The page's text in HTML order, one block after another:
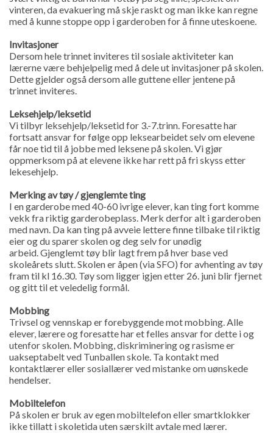
vinteren, da evakuering må skje raskt og man ikke kan regne
med å kunne stoppe opp i garderoben for å finne uteskoene.
Invitasjoner
Dersom hele trinnet inviteres til sosiale aktiviteter kan
lærerne være behjelpelig med å dele ut invitasjoner på skolen.
Dette gjelder også dersom alle guttene eller jentene på
trinnet inviteres.
Leksehjelp/leksetid
Vi tilbyr leksehjelp/leksetid for 3.-7.trinn. Foresatte har
fortsatt ansvar for følge opp leksearbeidet selv om elevene
får noe tid til å jobbe med leksene på skolen. Vi gjør
oppmerksom på at elevene ikke har rett på fri skyss etter
lekesehjelp.
Merking av tøy / gjenglemte ting
I en garderobe med 40-60 ivrige elever, kan ting fort komme
vekk fra riktig garderobeplass. Merk derfor alt i garderoben
med navn. Da kan ting på avveie lettere finne tilbake til riktig
eier og du sparer skolen og deg selv for unødig
arbeid. Gjenglemt tøy blir lagt frem på hver base ved
skoleårets slutt. Skolen er åpen (via SFO) for avhenting av tøy
fram til kl 16.30. Tøy som ligger igjen etter 26. juni blir fjernet
og gitt til et veledelig formål.
Mobbing
Trivsel og vennskap er forebyggende mot mobbing. Alle
elever, lærere og foresatte har et felles ansvar for dette i og
utenfor skolen. Mobbing, diskriminering og rasisme er
uakseptabelt ved Tunballen skole. Ta kontakt med
kontaktlærer eller sosiallærer ved mistanke om uønskede
hendelser.
Mobiltelefon
På skolen er bruk av egen mobiltelefon eller smartklokker
ikke tillatt i skoletida uten særskilt avtale med lærer.